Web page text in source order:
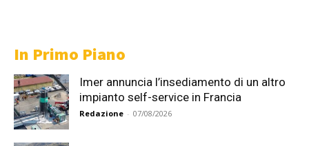
In Primo Piano
Imer annuncia l’insediamento di un altro
impianto self-service in Francia
Redazione - 07/08/2026